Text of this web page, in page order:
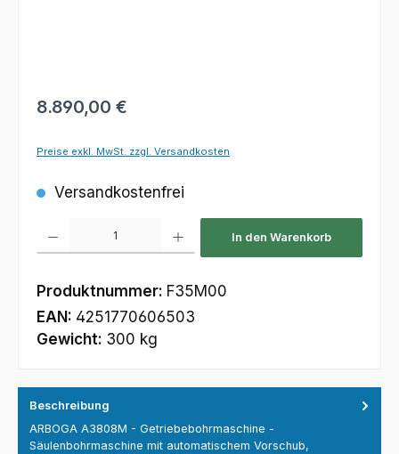
Regulärer Preis:
8.890,00 €
Preise exkl. MwSt. zzgl. Versandkosten
Versandkostenfrei
In den Warenkorb
Produktnummer: F35M00
EAN: 4251770606503
Gewicht: 300 kg
Beschreibung
ARBOGA A3808M - Getriebebohrmaschine -
Säulenbohrmaschine mit automatischem Vorschub,